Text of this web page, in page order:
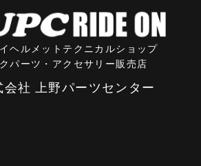
ヘルメットテクニカルショップ
パーツ・アクセサリー販売店
会社 上野パーツセンター